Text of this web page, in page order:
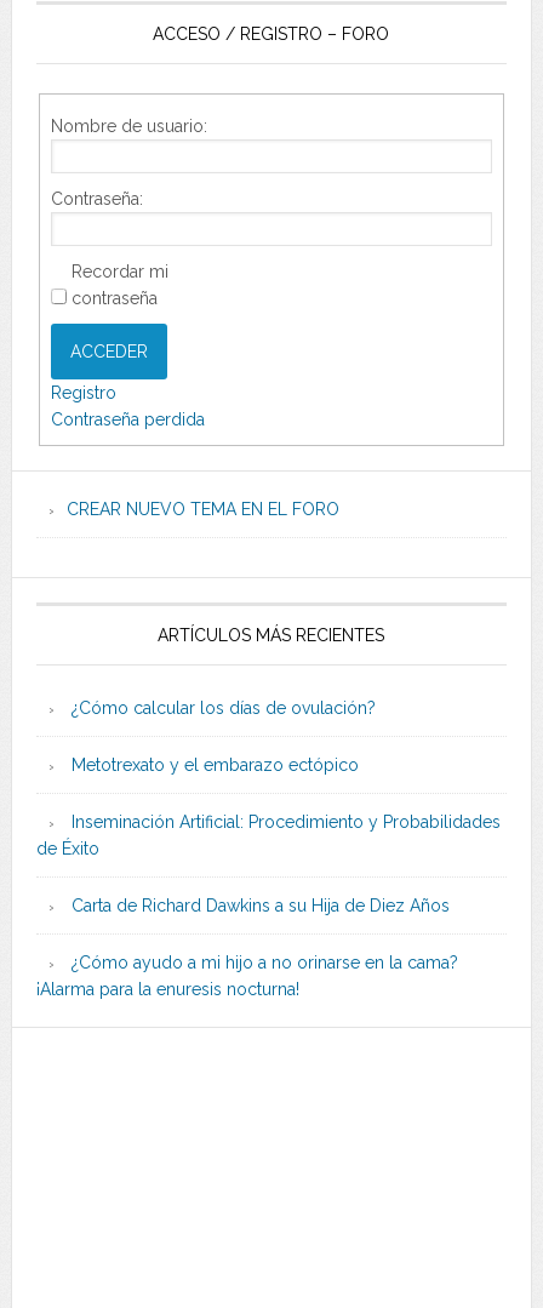
ACCESO / REGISTRO – FORO
Nombre de usuario:
Contraseña:
Recordar mi
contraseña
ACCEDER
Registro
Contraseña perdida
CREAR NUEVO TEMA EN EL FORO
ARTÍCULOS MÁS RECIENTES
¿Cómo calcular los días de ovulación?
Metotrexato y el embarazo ectópico
Inseminación Artificial: Procedimiento y Probabilidades
de Éxito
Carta de Richard Dawkins a su Hija de Diez Años
¿Cómo ayudo a mi hijo a no orinarse en la cama?
¡Alarma para la enuresis nocturna!